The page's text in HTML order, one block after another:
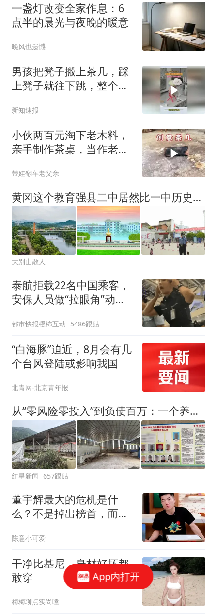
一盏灯改变全家作息：6
点半的晨光与夜晚的暖意
晚风也遗憾
男孩把凳子搬上茶几，踩
上凳子就往下跳，整个人
新知速报
小伙两百元淘下老木料，
亲手制作茶桌，当作老丈
带娃翻车老父亲
黄冈这个教育强县二中居然比一中历史早几百年？
大别山散人
泰航拒载22名中国乘客，
安保人员做“拉眼角”动
拒绝登机决定由航司作
出；亲历者：曾承诺免费
改签但没兑现
都市快报橙柿互动 5486跟贴
“白海豚”迫近，8月会有几
个台风登陆或影响我国
北青网-北京青年报
从“零风险零投入”到负债百万：一个养牛项目崩盘后，谁该为农户的贷款买单丨红星调查
红星新闻 657跟贴
董宇辉最大的危机是什
么？不是掉出榜首，而是
陈意小可爱
干净比基尼，身材好坏都
敢穿
梅梅聊点实尚嗑
App内打开